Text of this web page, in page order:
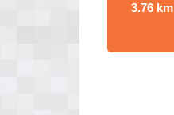
3.76 km